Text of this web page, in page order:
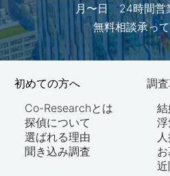
月〜日 24時間営
無料相談承っ
初めての方へ
Co-Researchとは
探偵について
選ばれる理由
聞き込み調査
調